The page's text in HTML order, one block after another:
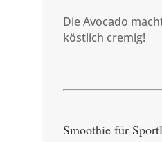
Die Avocado
köstlich cremig!
Smoothie für